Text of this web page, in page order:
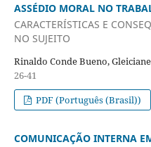
ASSÉDIO MORAL NO
CARACTERÍSTICAS E
NO SUJEITO
Rinaldo Conde Bueno,
26-41
PDF (Português (Brasil))
COMUNICAÇÃO INTERNA